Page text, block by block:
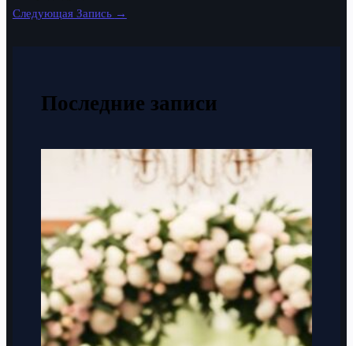
Следующая Запись →
Последние записи